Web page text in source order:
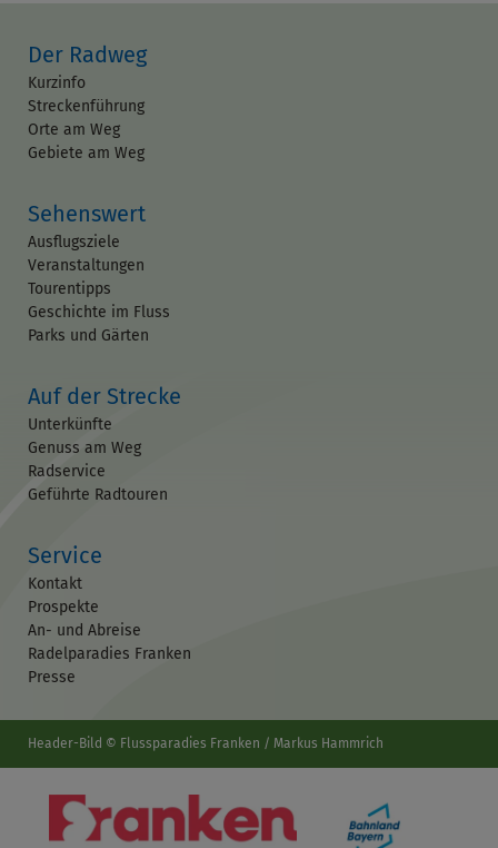
Der Radweg
Kurzinfo
Streckenführung
Orte am Weg
Gebiete am Weg
Sehenswert
Ausflugsziele
Veranstaltungen
Tourentipps
Geschichte im Fluss
Parks und Gärten
Auf der Strecke
Unterkünfte
Genuss am Weg
Radservice
Geführte Radtouren
Service
Kontakt
Prospekte
An- und Abreise
Radelparadies Franken
Presse
Header-Bild © Flussparadies Franken / Markus Hammrich